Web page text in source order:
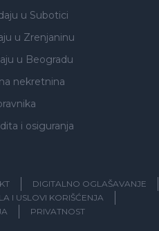
u Subotici
u Zrenjaninu
u Beogradu
nekretnina
i osiguranja
DIGITALNO OGLAŠAVANJE
I USLOVI KORIŠĆENJA
PRIVATNOST